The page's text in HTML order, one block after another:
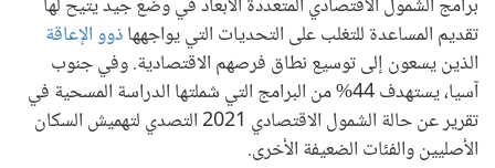
تقديم المساعدة للتغلب على التحديات التي يواجههاذوو الإعاقة
الذين يسعون إلى توسيع نطاق فرصهم الاقتصادية. وفي جنوب
آسيا، يستهدف 44% من البرامج التي شملتها الدراسة المسحية في
تقرير عن حالة الشمول الاقتصادي 2021 التصدي لتهميش السكان
الأصليين والفئات الضعيفة الأخرى.